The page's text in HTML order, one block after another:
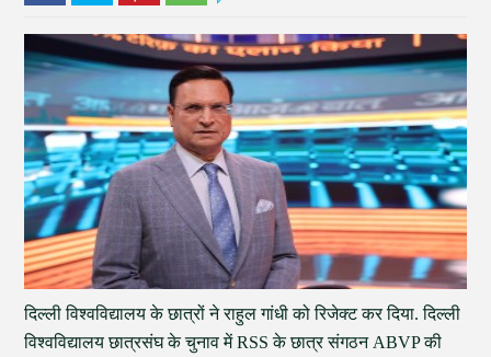
दिल्ली विश्वविद्यालय के छात्रों ने राहुल गांधी को रिजेक्ट कर दिया. दिल्ली
विश्वविद्यालय छात्रसंघ के चुनाव में RSS के छात्र संगठन ABVP की